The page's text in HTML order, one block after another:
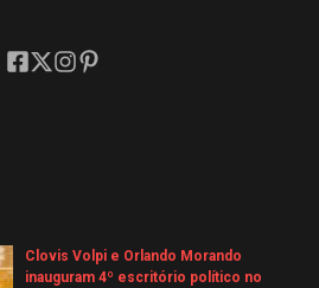
Clovis Volpi e Orlando Morando
inauguram 4º escritório político no